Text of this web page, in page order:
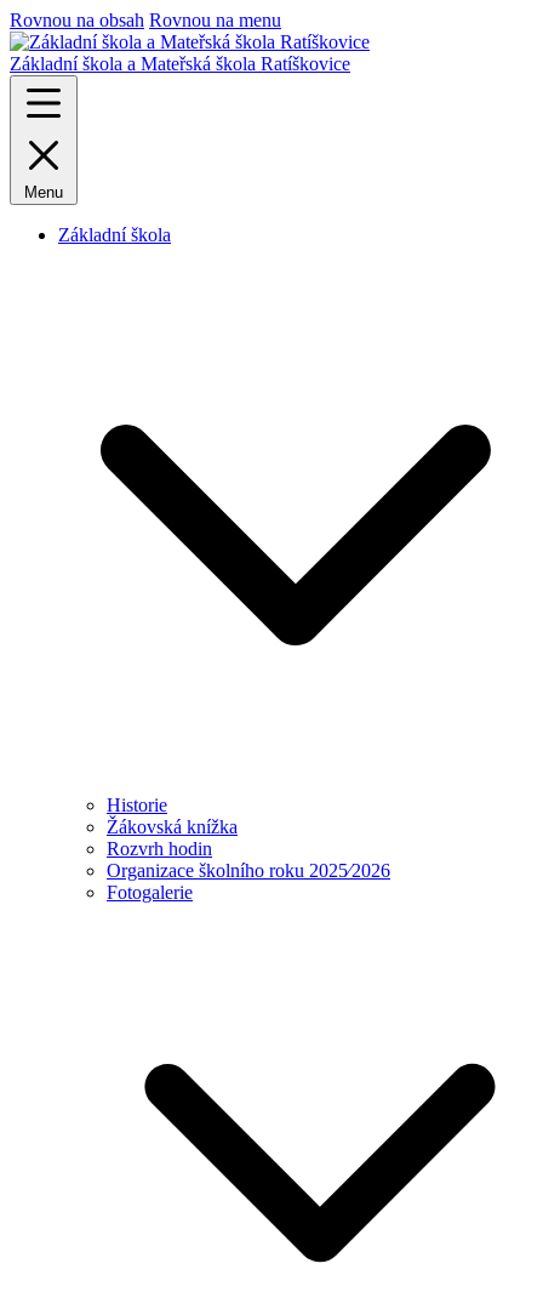
Rovnou na obsah Rovnou na menu
Základní škola a Mateřská škola Ratíškovice
Menu
Základní škola
Historie
Žákovská knížka
Rozvrh hodin
Organizace školního roku 2025⁄2026
Fotogalerie